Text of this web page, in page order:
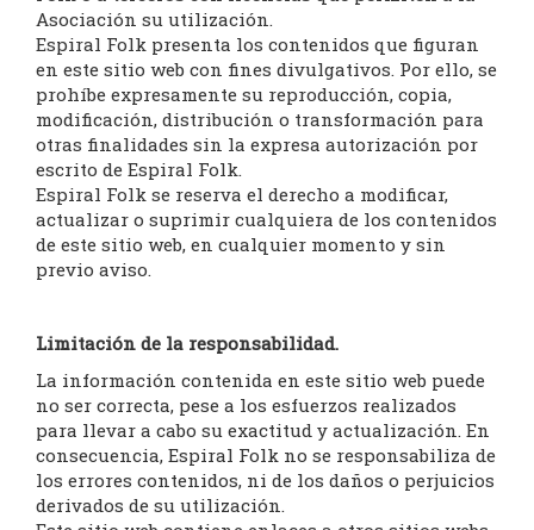
Asociación su utilización.
Espiral Folk presenta los contenidos que figuran
en este sitio web con fines divulgativos. Por ello, se
prohíbe expresamente su reproducción, copia,
modificación, distribución o transformación para
otras finalidades sin la expresa autorización por
escrito de Espiral Folk.
Espiral Folk se reserva el derecho a modificar,
actualizar o suprimir cualquiera de los contenidos
de este sitio web, en cualquier momento y sin
previo aviso.
Limitación de la responsabilidad.
La información contenida en este sitio web puede
no ser correcta, pese a los esfuerzos realizados
para llevar a cabo su exactitud y actualización. En
consecuencia, Espiral Folk no se responsabiliza de
los errores contenidos, ni de los daños o perjuicios
derivados de su utilización.